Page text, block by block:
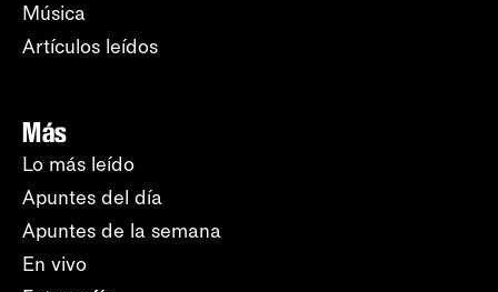
Música
Artículos leídos
Más
Lo más leído
Apuntes del día
Apuntes de la semana
En vivo